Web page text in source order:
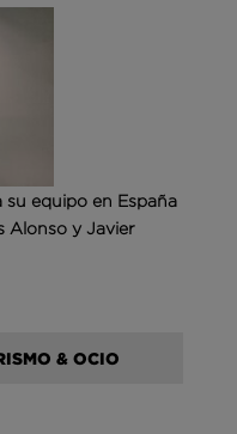
equipo en España
Alonso y Javier
& OCIO